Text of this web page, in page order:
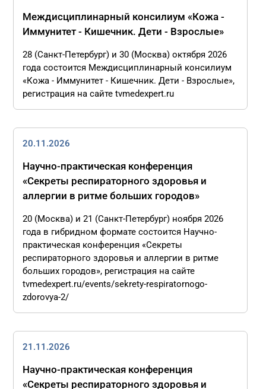
Междисциплинарный консилиум «Кожа -
Иммунитет - Кишечник. Дети - Взрослые»
28 (Санкт-Петербург) и 30 (Москва) октября 2026
года состоится Междисциплинарный консилиум
«Кожа - Иммунитет - Кишечник. Дети - Взрослые»,
регистрация на сайте tvmedexpert.ru
20.11.2026
Научно-практическая конференция
«Секреты респираторного здоровья и
аллергии в ритме больших городов»
20 (Москва) и 21 (Санкт-Петербург) ноября 2026
года в гибридном формате состоится Научно-
практическая конференция «Секреты
респираторного здоровья и аллергии в ритме
больших городов», регистрация на сайте
tvmedexpert.ru/events/sekrety-respiratornogo-
zdorovya-2/
21.11.2026
Научно-практическая конференция
«Секреты респираторного здоровья и